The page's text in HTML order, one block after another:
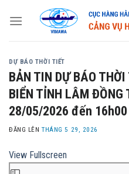
DỰ BÁO THỜI TIẾT
BẢN TIN DỰ BÁO
BIỂN TỈNH LÂM
28/05/2026 đến
ĐĂNG LÊNTHÁNG 5 29, 2026
View Fullscreen